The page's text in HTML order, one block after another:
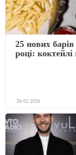
25 нових
році:
26-01-2026